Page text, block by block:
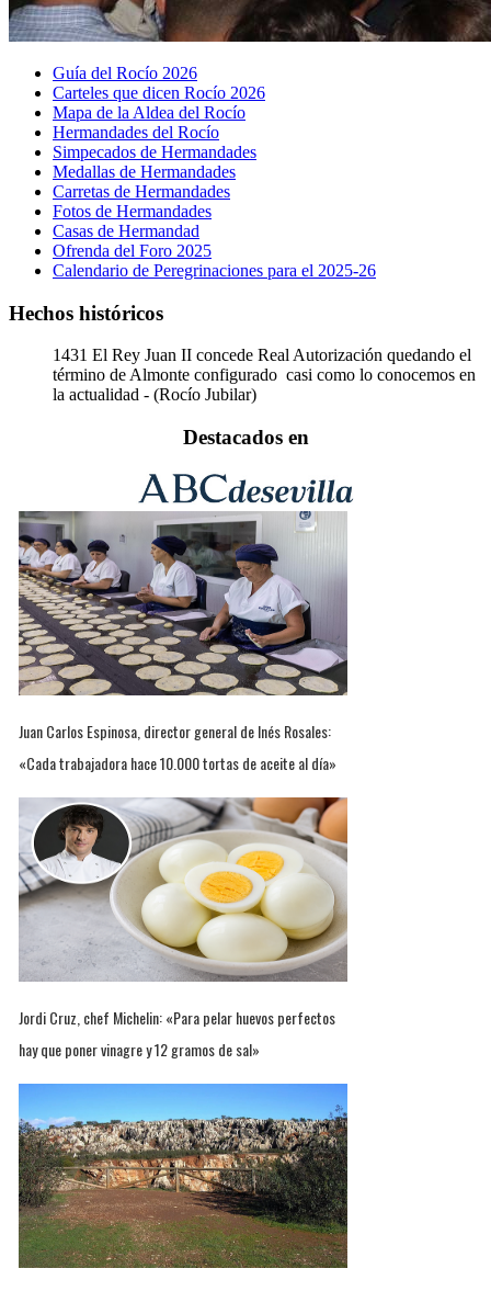
Guía del Rocío 2026
Carteles que dicen Rocío 2026
Mapa de la Aldea del Rocío
Hermandades del Rocío
Simpecados de Hermandades
Medallas de Hermandades
Carretas de Hermandades
Fotos de Hermandades
Casas de Hermandad
Ofrenda del Foro 2025
Calendario de Peregrinaciones para el 2025-26
Hechos históricos
1431 El Rey Juan II concede Real Autorización quedando el
término de Almonte configurado casi como lo conocemos en
la actualidad - (Rocío Jubilar)
Destacados en
Juan Carlos Espinosa, director general de Inés Rosales:
«Cada trabajadora hace 10.000 tortas de aceite al día»
Jordi Cruz, chef Michelin: «Para pelar huevos perfectos
hay que poner vinagre y 12 gramos de sal»